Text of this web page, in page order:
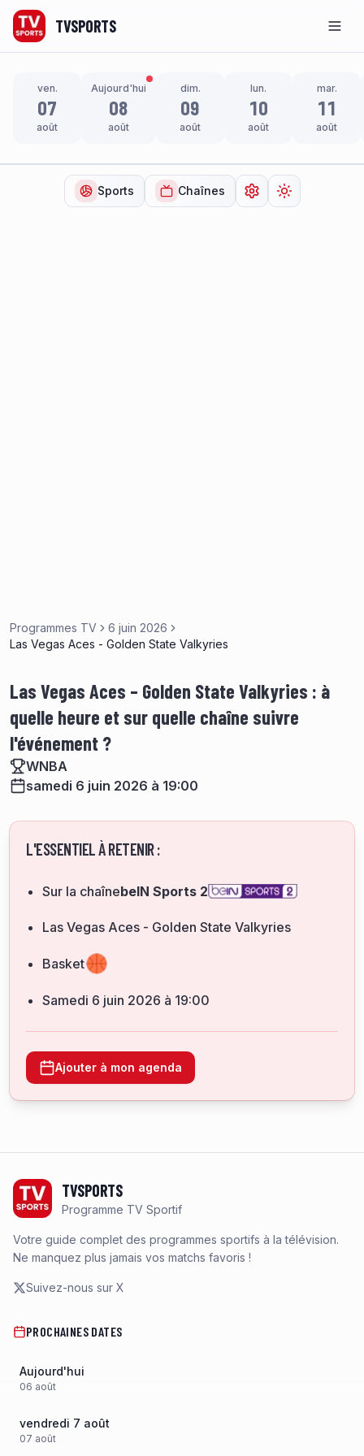
TVSPORTS
ven.
07
août
Aujourd'hui
08
août
dim.
09
août
lun.
10
août
mar.
11
août
Sports Chaînes Ouvrir lesChanger de
Programmes TV
6 juin 2026
Las Vegas Aces - Golden State Valkyries
Las Vegas Aces – Golden State Valkyries : à
quelle heure et sur quelle chaîne suivre
l'événement ?
WNBA
samedi 6 juin 2026 à 19:00
L'ESSENTIEL À RETENIR :
Sur la chaînebeIN Sports 2
Las Vegas Aces - Golden State Valkyries
Basket
samedi 6 juin 2026 à 19:00
Ajouter à mon agenda
TVSPORTS
Programme TV Sportif
Votre guide complet des programmes sportifs à la télévision.
Ne manquez plus jamais vos matchs favoris !
Suivez-nous sur X
PROCHAINES DATES
Aujourd'hui
06 août
vendredi 7 août
07 août